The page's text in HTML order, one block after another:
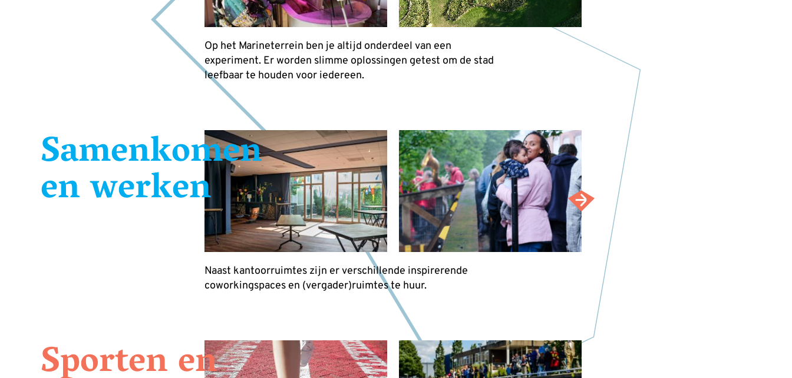
Op het Marineterrein ben je altijd onderdeel van een
experiment. Er worden slimme oplossingen getest om de stad
leefbaar te houden voor iedereen.
Samenkomen
en werken
Naast kantoorruimtes zijn er verschillende inspirerende
coworkingspaces en (vergader)ruimtes te huur.
Sporten en